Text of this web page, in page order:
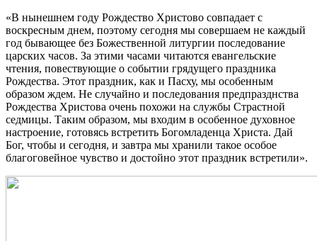
«В нынешнем году Рождество Христово совпадает с
воскресным днем, поэтому сегодня мы совершаем не каждый
год бывающее без Божественной литургии последование
царских часов. За этими часами читаются евангельские
чтения, повествующие о событии грядущего праздника
Рождества. Этот праздник, как и Пасху, мы особенным
образом ждем. Не случайно и последования предпразднства
Рождества Христова очень похожи на службы Страстной
седмицы. Таким образом, мы входим в особенное духовное
настроение, готовясь встретить Богомладенца Христа. Дай
Бог, чтобы и сегодня, и завтра мы хранили такое особое
благоговейное чувство и достойно этот праздник встретили».